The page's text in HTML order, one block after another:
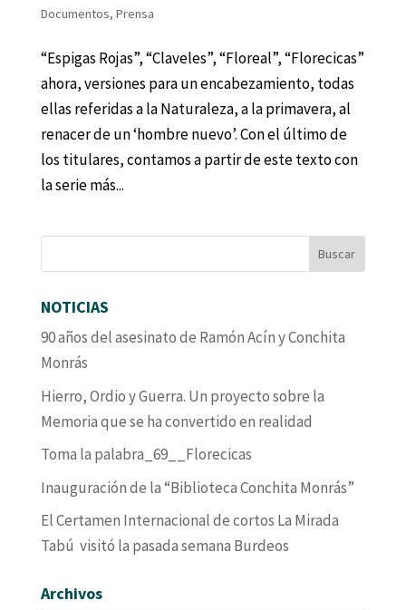
Documentos, Prensa
“Espigas Rojas”, “Claveles”, “Floreal”, “Florecicas”
ahora, versiones para un encabezamiento, todas
ellas referidas a la Naturaleza, a la primavera, al
renacer de un ‘hombre nuevo’. Con el último de
los titulares, contamos a partir de este texto con
la serie más...
NOTICIAS
90 años del asesinato de Ramón Acín y Conchita
Monrás
Hierro, Ordio y Guerra. Un proyecto sobre la
Memoria que se ha convertido en realidad
Toma la palabra_69__Florecicas
Inauguración de la “Biblioteca Conchita Monrás”
El Certamen Internacional de cortos La Mirada
Tabú visitó la pasada semana Burdeos
Archivos